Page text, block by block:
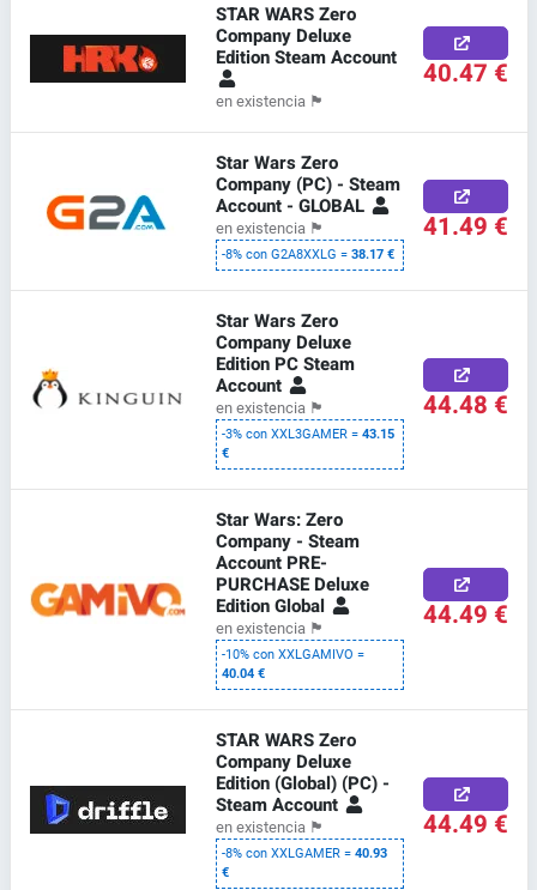
STAR WARS Zero
Company Deluxe
Edition Steam Account
en existencia 🏴
40.47 €
Star Wars Zero
Company (PC) - Steam
Account - GLOBAL
en existencia 🏴
-8% con G2A8XXLG =38.17 €
41.49 €
Star Wars Zero
Company Deluxe
Edition PC Steam
Account
en existencia 🏴
-3% con XXL3GAMER =43.15
€
44.48 €
Star Wars: Zero
Company - Steam
Account PRE-
PURCHASE Deluxe
Edition Global
en existencia 🏴
-10% con XXLGAMIVO =
40.04 €
44.49 €
STAR WARS Zero
Company Deluxe
Edition (Global) (PC) -
Steam Account
en existencia 🏴
-8% con XXLGAMER =40.93
€
44.49 €